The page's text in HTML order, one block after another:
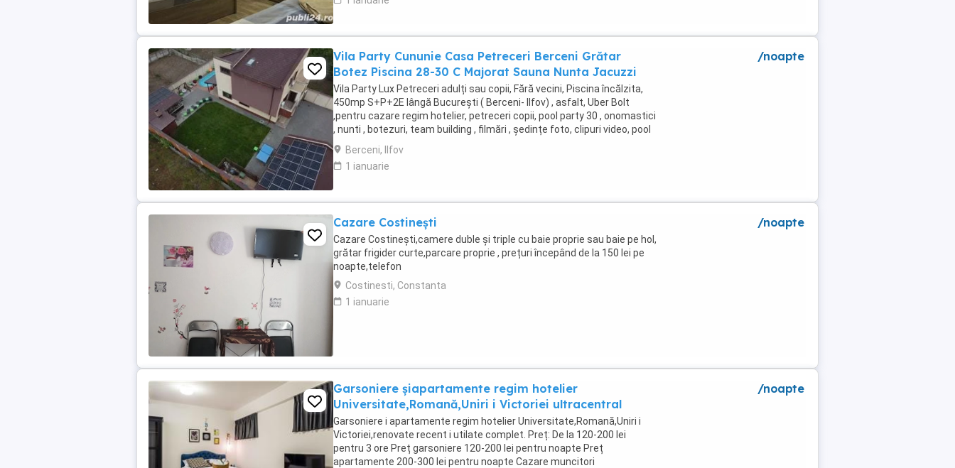
Vila Party Cununie Casa Petreceri Berceni Grătar
Botez Piscina 28-30 C Majorat Sauna Nunta Jacuzzi
Vila Party Lux Petreceri adulți sau copii, Fără vecini, Piscina încălzita,
450mp S+P+2E lângă București ( Berceni- Ilfov) , asfalt, Uber Bolt
,pentru cazare regim hotelier, petreceri copii, pool party 30 , onomastici
, nunti , botezuri, team building , filmări , ședințe foto, clipuri video, pool
party, ...
Berceni, Ilfov
1 ianuarie
/noapte
Cazare Costinești
Cazare Costinești,camere duble și triple cu baie proprie sau baie pe hol,
grătar frigider curte,parcare proprie , prețuri începând de la 150 lei pe
noapte,telefon
Costinesti, Constanta
1 ianuarie
/noapte
Garsoniere șiapartamente regim hotelier
Universitate,Romană,Uniri i Victoriei ultracentral
Garsoniere i apartamente regim hotelier Universitate,Romană,Uniri i
Victoriei,renovate recent i utilate complet. Preț: De la 120-200 lei
pentru 3 ore Preț garsoniere 120-200 lei pentru noapte Preț
apartamente 200-300 lei pentru noapte Cazare muncitori
/noapte